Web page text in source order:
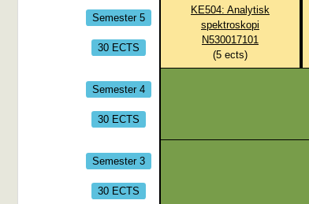
Semester 5
30 ECTS
KE504: Analytisk
spektroskopi
N530017101
(5 ects)
Semester 4
30 ECTS
Semester 3
30 ECTS